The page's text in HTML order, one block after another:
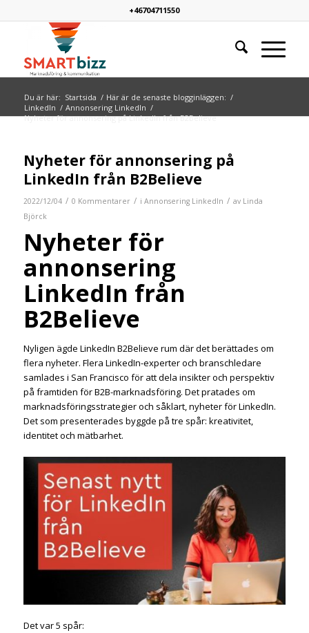
+46704711550
Du är här: Startsida / Här är de senaste blogginläggen: /
LinkedIn / Annonsering LinkedIn /
Nyheter för annonsering på LinkedIn från B2Believe
Nyheter för annonsering på
LinkedIn från B2Believe
2022/12/04 / 0 Kommentarer / i Annonsering LinkedIn / av Linda
Björck
Nyheter för
annonsering
LinkedIn från
B2Believe
Nyligen ägde LinkedIn B2Believe rum där det berättades om
flera nyheter. Flera LinkedIn-experter och branschledare
samlades i San Francisco för att dela insikter och perspektiv
på framtiden för B2B-marknadsföring. Det pratades om
marknadsföringsstrategier och såklart, nyheter för LinkedIn.
Det som presenterades byggde på tre spår: kreativitet,
identitet och mätbarhet.
Det var 5 spår: